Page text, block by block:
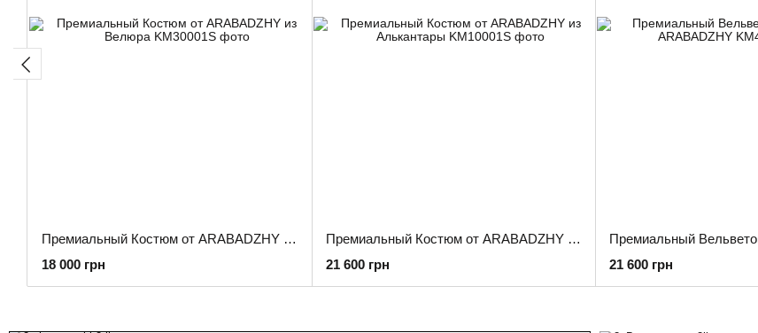
Премиальный Костюм от ARABADZHY из Велюра
18 000 грн
Премиальный Костюм от ARABADZHY из Алькантары
21 600 грн
21 600 грн